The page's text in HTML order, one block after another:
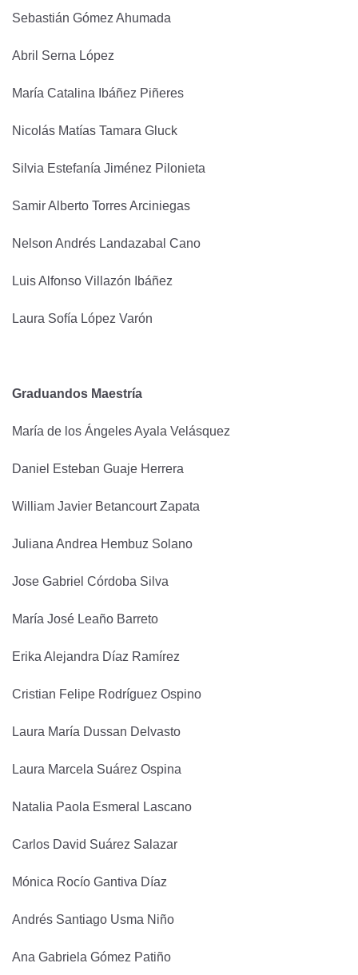
Sebastián Gómez Ahumada
Abril Serna López
María Catalina Ibáñez Piñeres
Nicolás Matías Tamara Gluck
Silvia Estefanía Jiménez Pilonieta
Samir Alberto Torres Arciniegas
Nelson Andrés Landazabal Cano
Luis Alfonso Villazón Ibáñez
Laura Sofía López Varón
Graduandos Maestría
María de los Ángeles Ayala Velásquez
Daniel Esteban Guaje Herrera
William Javier Betancourt Zapata
Juliana Andrea Hembuz Solano
Jose Gabriel Córdoba Silva
María José Leaño Barreto
Erika Alejandra Díaz Ramírez
Cristian Felipe Rodríguez Ospino
Laura María Dussan Delvasto
Laura Marcela Suárez Ospina
Natalia Paola Esmeral Lascano
Carlos David Suárez Salazar
Mónica Rocío Gantiva Díaz
Andrés Santiago Usma Niño
Ana Gabriela Gómez Patiño